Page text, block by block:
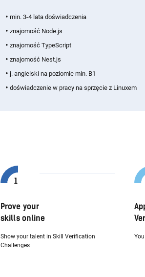
min. 3-4 lata doświadczenia
znajomość Node.js
znajomość TypeScript
znajomość Nest.js
j. angielski na poziomie min. B1
doświadczenie w pracy na sprzęcie z Linuxem
Prove your
skills online
Show your talent in Skill Verification
Challenges